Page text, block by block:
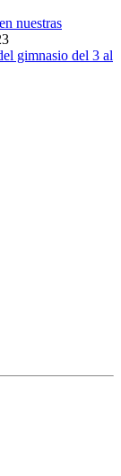
nuestras
gimnasio del 3 al